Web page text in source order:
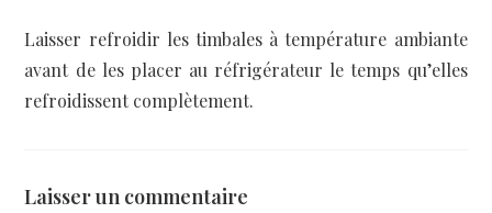
Laisser refroidir les timbales à température ambiante
avant de les placer au réfrigérateur le temps qu’elles
refroidissent complètement.
Laisser un commentaire